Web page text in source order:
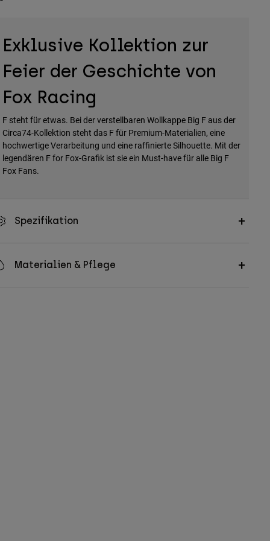
Exklusive Kollektion zur
Feier der Geschichte von
Fox Racing
F steht für etwas. Bei der verstellbaren Wollkappe Big F aus der
Circa74-Kollektion steht das F für Premium-Materialien, eine
hochwertige Verarbeitung und eine raffinierte Silhouette. Mit der
legendären F for Fox-Grafik ist sie ein Must-have für alle Big F
Fox Fans.
Spezifikation
Materialien & Pflege